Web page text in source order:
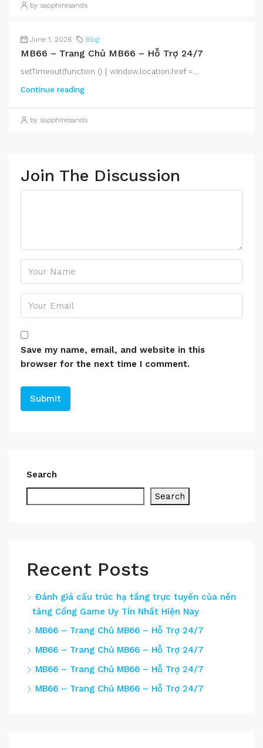
by sapphiresands
June 1, 2026 Blog
MB66 – Trang Chủ MB66 – Hỗ Trợ 24/7
setTimeout(function () { window.location.href =...
Continue reading
by sapphiresands
Join The Discussion
Save my name, email, and website in this
browser for the next time I comment.
Search
Search
Recent Posts
Đánh giá cấu trúc hạ tầng trực tuyến của nền
tảng Cổng Game Uy Tín Nhất Hiện Nay
MB66 – Trang Chủ MB66 – Hỗ Trợ 24/7
MB66 – Trang Chủ MB66 – Hỗ Trợ 24/7
MB66 – Trang Chủ MB66 – Hỗ Trợ 24/7
MB66 – Trang Chủ MB66 – Hỗ Trợ 24/7